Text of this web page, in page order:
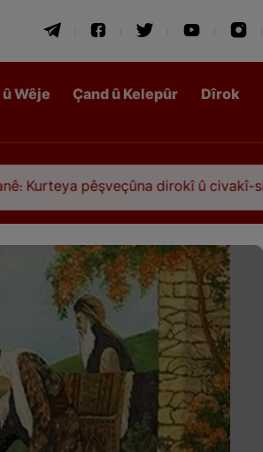
Wêje Çand û Kelepûr Dîrok
dirokî û civakî-siyasî